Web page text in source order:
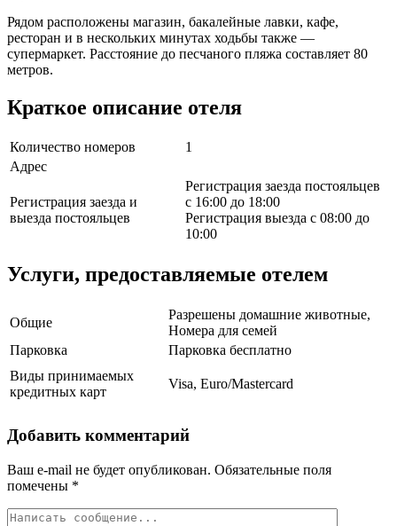
Рядом расположены магазин, бакалейные лавки, кафе,
ресторан и в нескольких минутах ходьбы также —
супермаркет. Расстояние до песчаного пляжа составляет 80
метров.
Краткое описание отеля
Количество номеров
1
Адрес
Регистрация заезда и
выезда постояльцев
Регистрация заезда постояльцев
с 16:00 до 18:00
Регистрация выезда с 08:00 до
10:00
Услуги, предоставляемые отелем
Общие
Разрешены домашние животные,
Номера для семей
Парковка
Парковка бесплатно
Виды принимаемых
кредитных карт
Visa, Euro/Mastercard
Добавить комментарий
Ваш e-mail не будет опубликован. Обязательные поля
помечены *